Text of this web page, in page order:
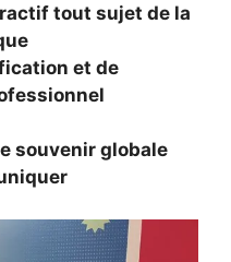
tout sujet de la
et de
souvenir globale